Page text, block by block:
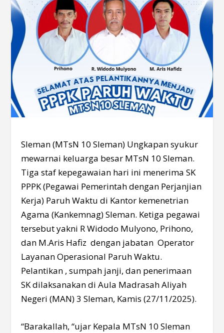
Sleman (MTsN 10 Sleman) Ungkapan syukur
mewarnai keluarga besar MTsN 10 Sleman.
Tiga staf kepegawaian hari ini menerima SK
PPPK (Pegawai Pemerintah dengan Perjanjian
Kerja) Paruh Waktu di Kantor kemenetrian
Agama (Kankemnag) Sleman. Ketiga pegawai
tersebut yakni R Widodo Mulyono, Prihono,
dan M.Aris Hafiz dengan jabatan Operator
Layanan Operasional Paruh Waktu.
Pelantikan , sumpah janji, dan penerimaan
SK dilaksanakan di Aula Madrasah Aliyah
Negeri (MAN) 3 Sleman, Kamis (27/11/2025).
“Barakallah, “ujar Kepala MTsN 10 Sleman